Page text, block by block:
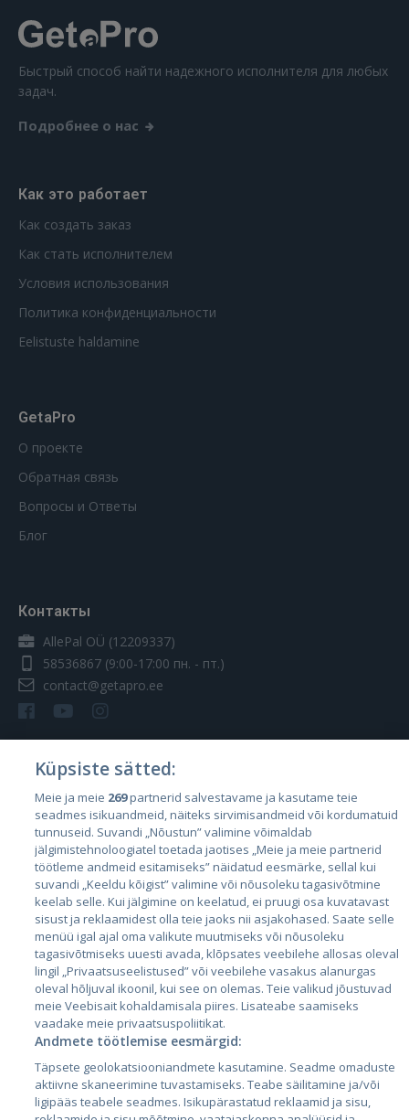
Быстрый способ найти надежного исполнителя для любых
задач.
Подробнее о нас
Как это работает
Как создать заказ
Как стать исполнителем
Условия использования
Политика конфиденциальности
Eelistuste haldamine
GetaPro
О проекте
Обратная связь
Вопросы и Ответы
Блог
Контакты
AllePal OÜ (12209337)
58536867 (9:00-17:00 пн. - пт.)
contact@getapro.ee
Страны
Эстония
Латвия
Литва
City24.lv
City24.ee
GetaPro.lv
GetaPro.ee
CVbankas.lt
Kainos.lt
Paslaugos.lt
auto24.ee
Küpsiste sätted:
Meie ja meie 269partnerid salvestavame ja kasutame teie
seadmes isikuandmeid, näiteks sirvimisandmeid või kordumatuid
tunnuseid. Suvandi „Nõustun” valimine võimaldab
jälgimistehnoloogiatel toetada jaotises „Meie ja meie partnerid
töötleme andmeid esitamiseks” näidatud eesmärke, sellal kui
suvandi „Keeldu kõigist” valimine või nõusoleku tagasivõtmine
keelab selle. Kui jälgimine on keelatud, ei pruugi osa kuvatavast
sisust ja reklaamidest olla teie jaoks nii asjakohased. Saate selle
menüü igal ajal oma valikute muutmiseks või nõusoleku
tagasivõtmiseks uuesti avada, klõpsates veebilehe allosas oleval
lingil „Privaatsuseelistused” või veebilehe vasakus alanurgas
oleval hõljuval ikoonil, kui see on olemas. Teie valikud jõustuvad
meie Veebisait kohaldamisala piires. Lisateabe saamiseks
vaadake meie privaatsuspoliitikat.
Andmete töötlemise eesmärgid:
Täpsete geolokatsiooniandmete kasutamine. Seadme omaduste
aktiivne skaneerimine tuvastamiseks. Teabe säilitamine ja/või
ligipääs teabele seadmes. Isikupärastatud reklaamid ja sisu,